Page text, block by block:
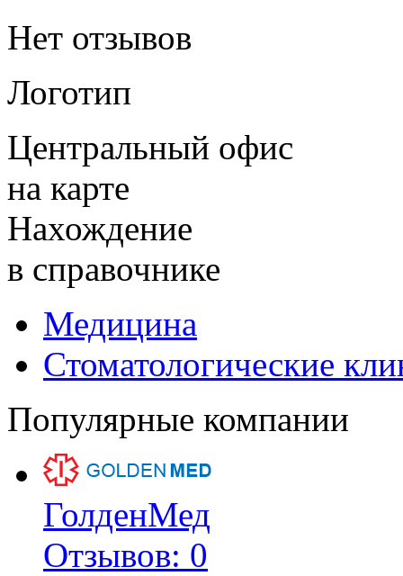
Нет отзывов
Логотип
Центральный офис
на карте
Нахождение
в справочнике
Медицина
Стоматологические
Популярные компании
ГолденМед
Отзывов: 0